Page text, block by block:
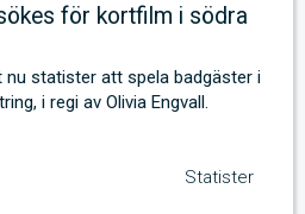
för kortfilm i södra
nu statister att spela badgäster i
i regi av Olivia Engvall.
Statister